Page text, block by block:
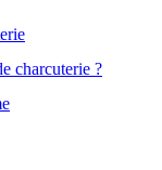
charcuterie ?